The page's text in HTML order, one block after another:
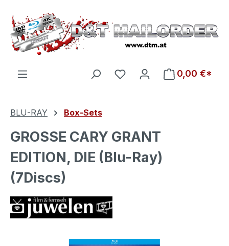
Zum Hauptinhalt springen
Du hast 0 Produkte auf
0,00 €*
BLU-RAY Box-Sets
GROSSE CARY GRANT
EDITION, DIE (Blu-Ray)
(7Discs)